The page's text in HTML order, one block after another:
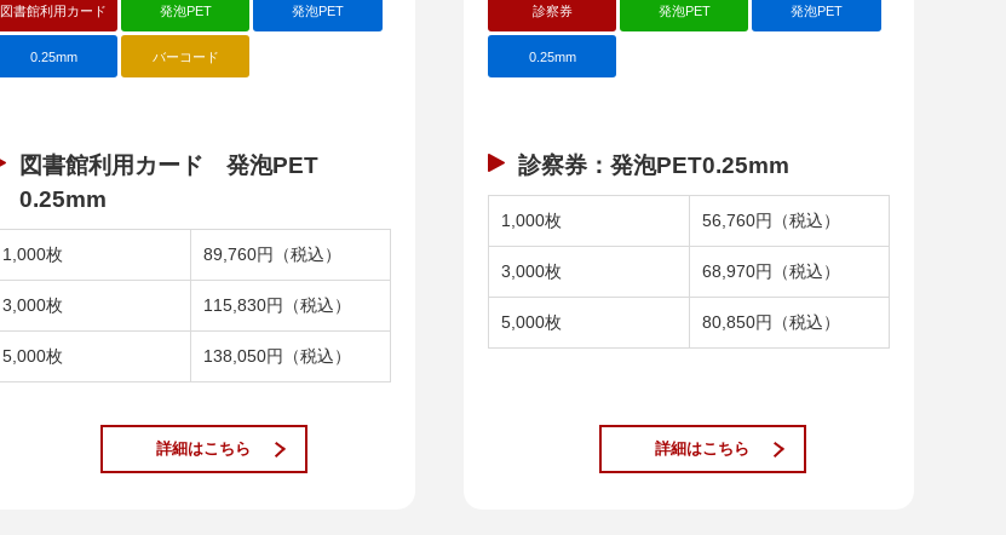
図書館利用カード 発泡PET 発泡PET
0.25mm バーコード
図書館利用カード 発泡PET
0.25mm
1,000枚 89,760円（税込）
3,000枚 115,830円（税込）
5,000枚 138,050円（税込）
詳細はこちら
診察券 発泡PET 発泡PET
0.25mm
診察券：発泡PET0.25mm
1,000枚 56,760円（税込）
3,000枚 68,970円（税込）
5,000枚 80,850円（税込）
詳細はこちら